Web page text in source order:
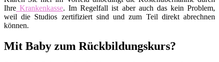
Ihre Krankenkasse. Im Regelfall ist aber auch das kein Problem,
weil die Studios zertifiziert sind und zum Teil direkt abrechnen
können.
Mit Baby zum Rückbildungskurs?